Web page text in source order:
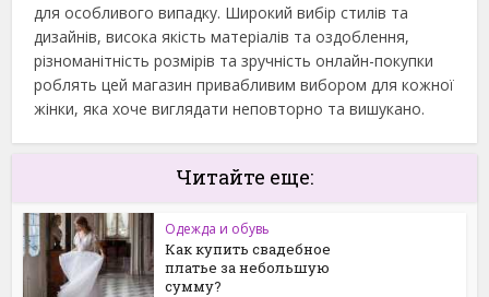
для особливого випадку. Широкий вибір стилів та
дизайнів, висока якість матеріалів та оздоблення,
різноманітність розмірів та зручність онлайн-покупки
роблять цей магазин привабливим вибором для кожної
жінки, яка хоче виглядати неповторно та вишукано.
Читайте еще:
Одежда и обувь
Как купить свадебное
платье за небольшую
сумму?